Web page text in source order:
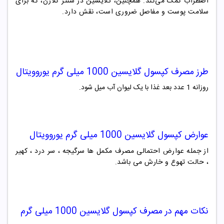
سلامت پوست و مفاصل ضروری است، نقش دارد.
طرز مصرف کپسول گلایسین 1000 میلی گرم یوروویتال
روزانه 1 عدد بعد غذا با یک لیوان آب میل شود.
عوارض کپسول گلایسین 1000 میلی گرم یوروویتال
از جمله عوارض احتمالی مصرف مکمل ها سرگیجه ، سر درد ، کهیر
، حالت تهوع و خارش می باشد.
نکات مهم در مصرف
کپسول گلایسین 1000 میلی گرم